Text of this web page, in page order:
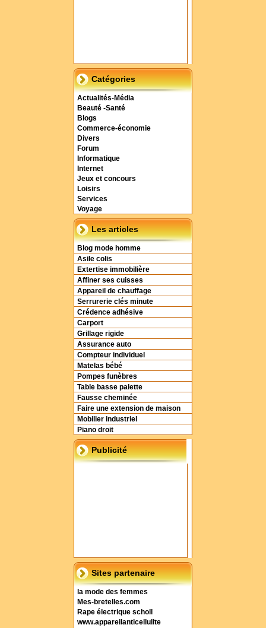
Catégories
Actualités-Média
Beauté -Santé
Blogs
Commerce-économie
Divers
Forum
Informatique
Internet
Jeux et concours
Loisirs
Services
Voyage
Les articles
Blog mode homme
Asile colis
Extertise immobilière
Affiner ses cuisses
Appareil de chauffage
Serrurerie clés minute
Crédence adhésive
Carport
Grillage rigide
Assurance auto
Compteur individuel
Matelas bébé
Pompes funèbres
Table basse palette
Fausse cheminée
Faire une extension de maison
Mobilier industriel
Piano droit
Publicité
Sites partenaire
la mode des femmes
Mes-bretelles.com
Rape électrique scholl
www.appareilanticellulite